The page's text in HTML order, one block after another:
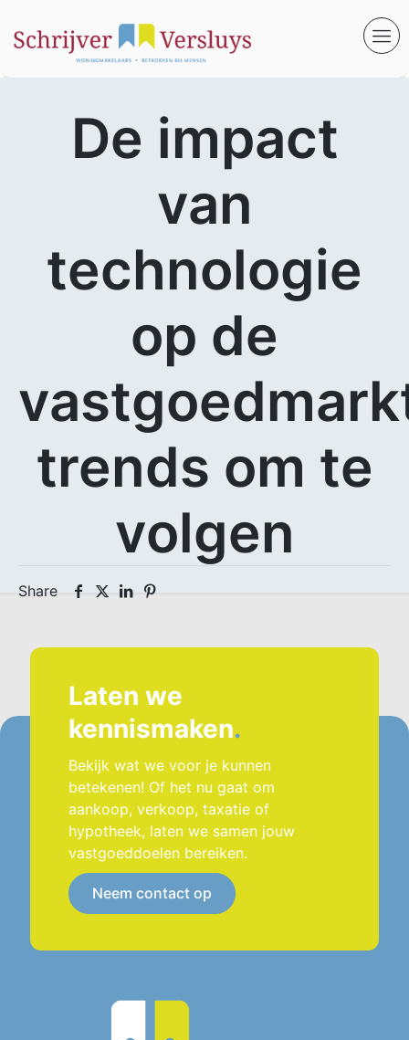
De impact
van
technologie
op de
trends om te
volgen
Share
Laten we
kennismaken.
Bekijk wat we voor je kunnen
betekenen! Of het nu gaat om
aankoop, verkoop, taxatie of
hypotheek, laten we samen jouw
vastgoeddoelen bereiken.
Neem contact op